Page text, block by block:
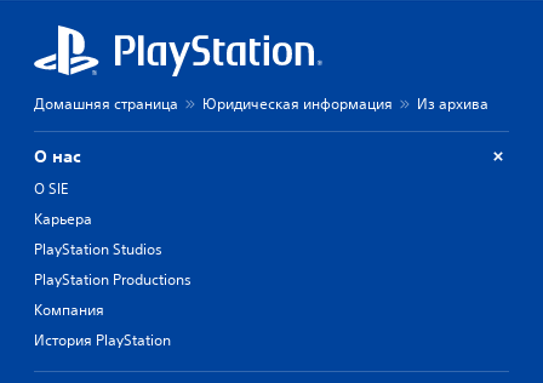
Домашняя страница Юридическая информация Из архива
О нас
О SIE
Карьера
PlayStation Studios
PlayStation Productions
Компания
История PlayStation